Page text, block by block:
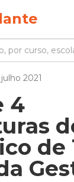
2021
4
de